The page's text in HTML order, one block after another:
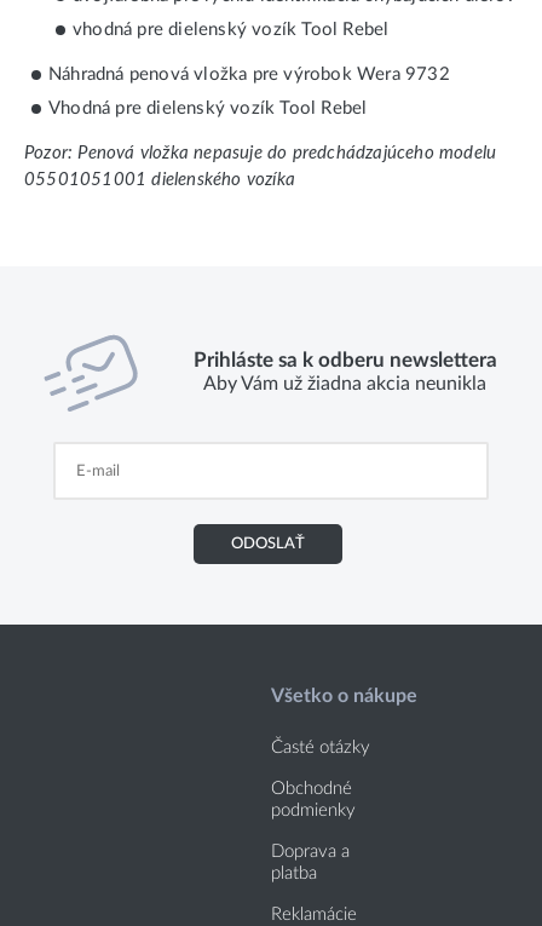
vhodná pre dielenský vozík Tool Rebel
Náhradná penová vložka pre výrobok Wera 9732
Vhodná pre dielenský vozík Tool Rebel
Pozor: Penová vložka nepasuje do predchádzajúceho modelu
05501051001 dielenského vozíka
Prihláste sa k odberu newslettera
Aby Vám už žiadna akcia neunikla
ODOSLAŤ
Všetko o nákupe
Časté otázky
Obchodné
podmienky
Doprava a
platba
Reklamácie